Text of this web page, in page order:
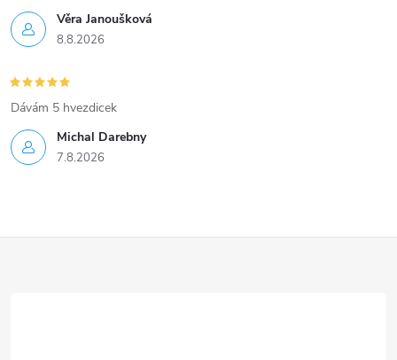
Věra Janoušková
8.8.2026
Michal Darebny
7.8.2026
Dávám 5 hvezdicek